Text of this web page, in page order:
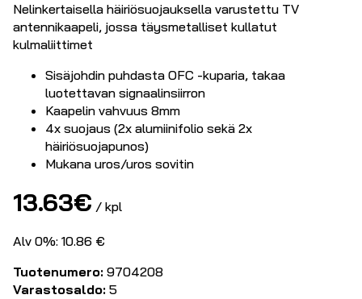
Nelinkertaisella häiriösuojauksella varustettu TV
antennikaapeli, jossa täysmetalliset kullatut
kulmaliittimet
Sisäjohdin puhdasta OFC -kuparia, takaa
luotettavan signaalinsiirron
Kaapelin vahvuus 8mm
4x suojaus (2x alumiinifolio sekä 2x
häiriösuojapunos)
Mukana uros/uros sovitin
13.63€ / kpl
Alv 0%: 10.86 €
Tuotenumero: 9704208
Varastosaldo: 5